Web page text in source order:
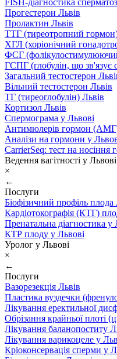
FISH-діагностика
Прогестерон Львів
Пролактин Львів
ТТГ (тиреотропний
ХГЛ (хоріонічний
ФСГ
ГСПГ (глобулін, що зв'язує
Загальний тестостерон
Вільний тестостерон Львів
ТГ (тиреоглобулін) Львів
Кортизол Львів
Спермограма у Львові
Антимюлерів гормон
Аналізи на гормони у
CarrierSeq: тест на носіння
Ведення вагітності у Львові
×
←
Послуги
Біофізичний профіль плода
Кардіотокографія (КТГ)
Пренатальна діагностика у
КТР плоду у Львові
Уролог у Львові
×
←
Послуги
Вазорезекція Львів
Пластика вуздечки
Лікування еректильної
Обрізання крайньої плоті
Лікування баланопоститу
Лікування варикоцеле у
Кріоконсервація сперми у